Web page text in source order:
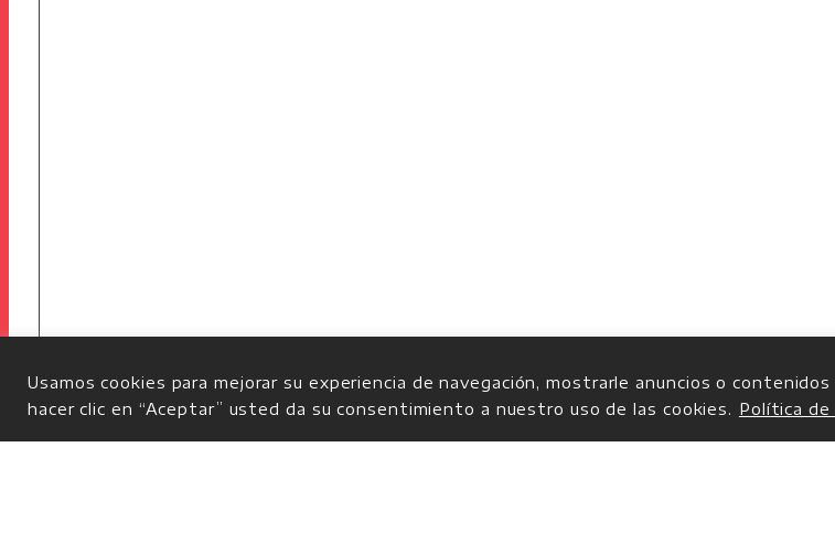
Usamos cookies para mejorar su experiencia de navegación, mostrarle anuncios o
hacer clic en “Aceptar” usted da su consentimiento a nuestro uso de las cookies. Política de